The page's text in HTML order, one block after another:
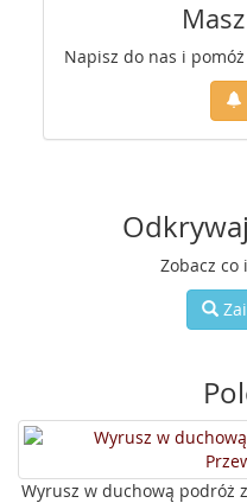
Napisz do nas i
Zobacz
Wyrusz w duchową podróż